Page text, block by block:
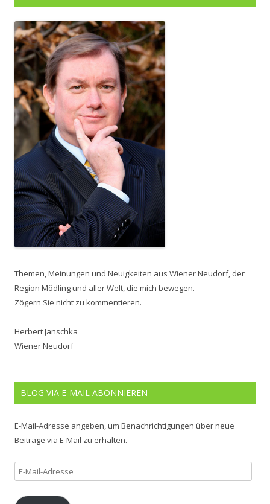
Themen, Meinungen und Neuigkeiten aus Wiener Neudorf, der
Region Mödling und aller Welt, die mich bewegen.
Zögern Sie nicht zu kommentieren.
Herbert Janschka
Wiener Neudorf
BLOG VIA E-MAIL ABONNIEREN
E-Mail-Adresse angeben, um Benachrichtigungen über neue
Beiträge via E-Mail zu erhalten.
E-
Mail-
Adresse